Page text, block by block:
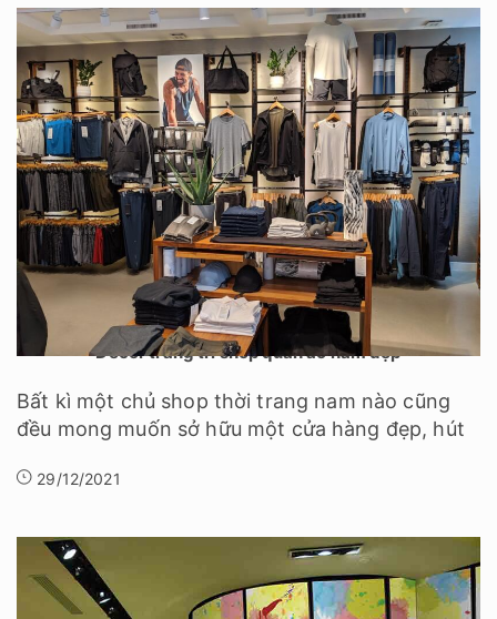
Decor trang trí shop quần áo nam đẹp
Bất kì một chủ shop thời trang nam nào cũng
đều mong muốn sở hữu một cửa hàng đẹp, hút
29/12/2021